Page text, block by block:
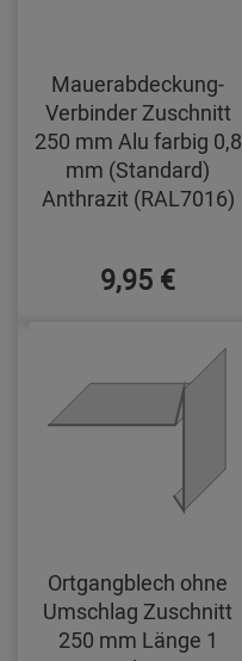
Mauerabdeckung-
Verbinder Zuschnitt
250 mm Alu farbig 0,8
mm (Standard)
Anthrazit (RAL7016)
9,95 €
Ortgangblech ohne
Umschlag Zuschnitt
250 mm Länge 1